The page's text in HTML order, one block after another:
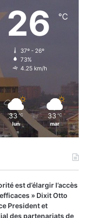
26 ℃
37º - 26º
73%
4.25 km/h
33 ℃
lun
33 ℃
mar
est d’élargir l’accès
» Dixit Otto
President et
des partenariats de